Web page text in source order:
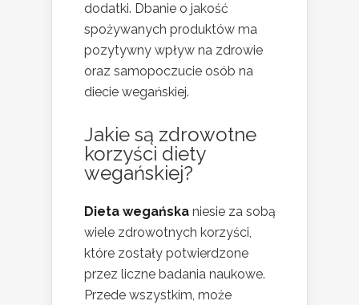
dodatki. Dbanie o jakość
spożywanych produktów ma
pozytywny wpływ na zdrowie
oraz samopoczucie osób na
diecie wegańskiej.
Jakie są zdrowotne
korzyści diety
wegańskiej?
Dieta wegańska niesie za sobą
wiele zdrowotnych korzyści,
które zostały potwierdzone
przez liczne badania naukowe.
Przede wszystkim, może